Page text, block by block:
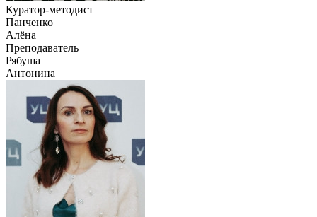
Куратор-методист
Панченко
Алёна
Преподаватель
Рябуша
Антонина